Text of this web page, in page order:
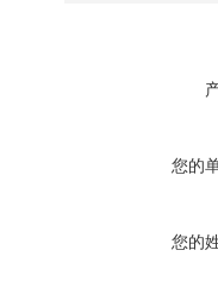
您的
您的